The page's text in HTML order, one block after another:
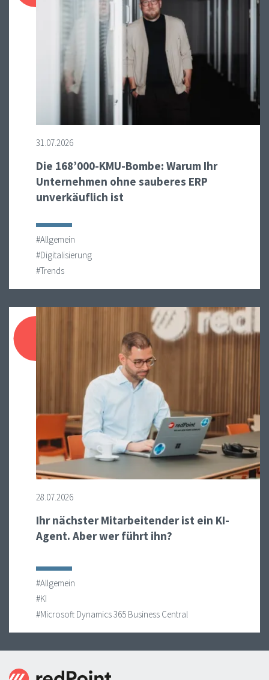
31.07.2026
Die 168’000-KMU-Bombe: Warum Ihr
Unternehmen ohne sauberes ERP
unverkäuflich ist
#Allgemein
#Digitalisierung
#Trends
28.07.2026
Ihr nächster Mitarbeitender ist ein KI-
Agent. Aber wer führt ihn?
#Allgemein
#KI
#Microsoft Dynamics 365 Business Central